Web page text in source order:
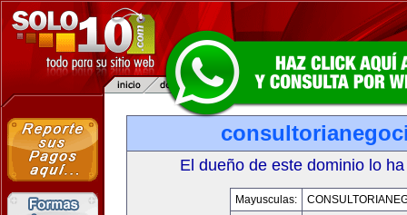
El dueño de este dominio lo
Mayusculas: